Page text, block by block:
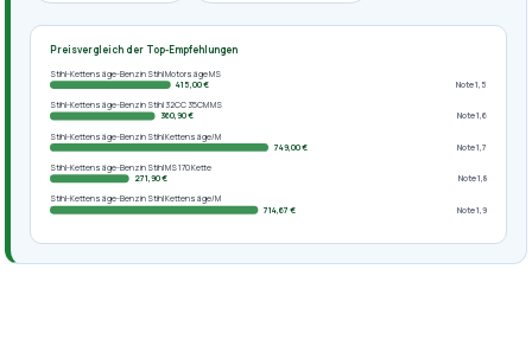
Preisvergleich der Top-Empfehlungen
Stihl-Kettensäge-Benzin Stihl Motorsäge MS
415,00 €
Note 1,5
Stihl-Kettensäge-Benzin Stihl 32CC 35CM MS
360,90 €
Note 1,6
Stihl-Kettensäge-Benzin Stihl Kettensäge/M
749,00 €
Note 1,7
Stihl-Kettensäge-Benzin Stihl MS 170 Kette
271,90 €
Note 1,8
Stihl-Kettensäge-Benzin Stihl Kettensäge/M
714,67 €
Note 1,9